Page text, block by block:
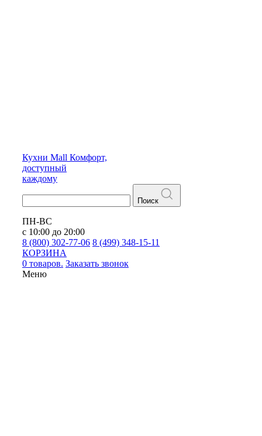
Кухни Mall Комфорт,
доступный
каждому
Поиск
ПН-ВС
с 10:00 до 20:00
8 (800) 302-77-06 8 (499) 348-15-11
КОРЗИНА
0 товаров. Заказать звонок
Меню